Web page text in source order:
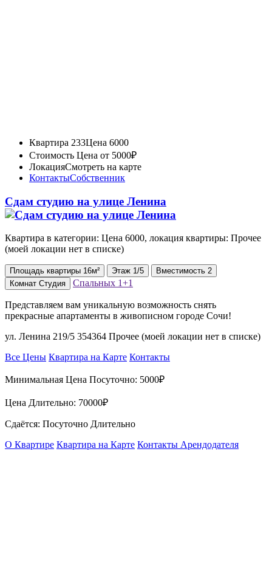
Квартира 233Цена 6000
Стоимость Цена от 5000₽
ЛокацияСмотреть на карте
КонтактыСобственник
Сдам студию на улице Ленина
Квартира в категории: Цена 6000, локация квартиры: Прочее
(моей локации нет в списке)
Площадь квартиры 16м² Этаж 1/5 Вместимость 2
Комнат Студия Спальных 1+1
Представляем вам уникальную возможность снять
прекрасные апартаменты в живописном городе Сочи!
ул. Ленина 219/5 354364 Прочее (моей локации нет в списке)
Все Цены Квартира на Карте Контакты
Минимальная Цена Посуточно: 5000₽
Цена Длительно: 70000₽
Сдаётся: Посуточно Длительно
О Квартире Квартира на Карте Контакты Арендодателя